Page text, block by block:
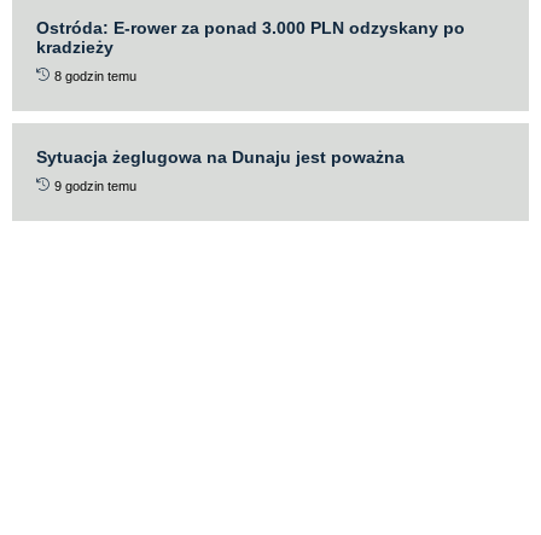
Ostróda: E-rower za ponad 3.000 PLN odzyskany po
kradzieży
8 godzin temu
Sytuacja żeglugowa na Dunaju jest poważna
9 godzin temu